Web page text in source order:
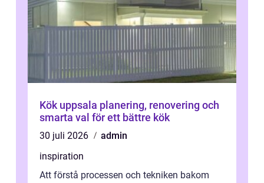
Kök uppsala planering, renovering och
smarta val för ett bättre kök
30 juli 2026
admin
inspiration
Att förstå processen och tekniken bakom